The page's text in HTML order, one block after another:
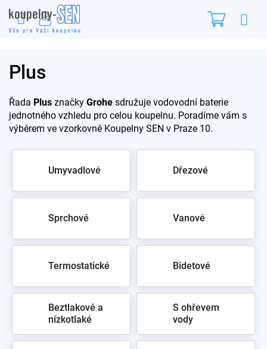
na
obsah
Plus
Řada Plus značky Grohe sdružuje vodovodní baterie
jednotného vzhledu pro celou koupelnu. Poradíme vám s
výběrem ve vzorkovně Koupelny SEN v Praze 10.
Umyvadlové Dřezové
Sprchové Vanové
Termostatické Bidetové
Beztlakové a
nízkotlaké
S ohřevem
vody